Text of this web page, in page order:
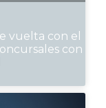
vuelta con el
con